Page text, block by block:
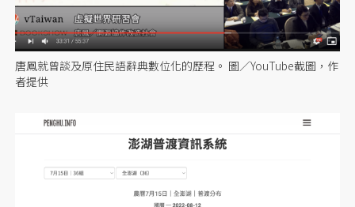
唐鳳就曾談及原住民語辭典數位化的歷程。 圖／YouTube截圖，作
者提供